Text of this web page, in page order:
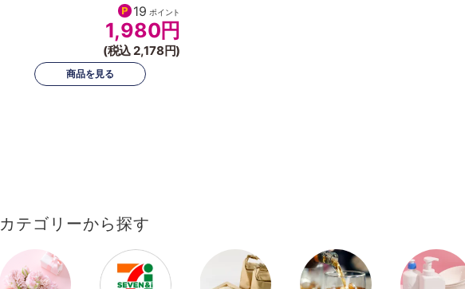
19 ポイント
1,980円
(税込 2,178円)
カテゴリーから探す